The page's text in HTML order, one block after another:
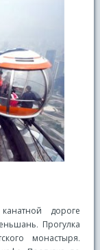
дороге
Прогулка
монастыря.